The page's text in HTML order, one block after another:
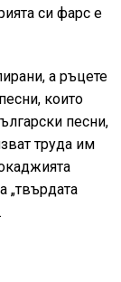
си фарс е
а ръцете
които
песни,
труда им
„твърдата